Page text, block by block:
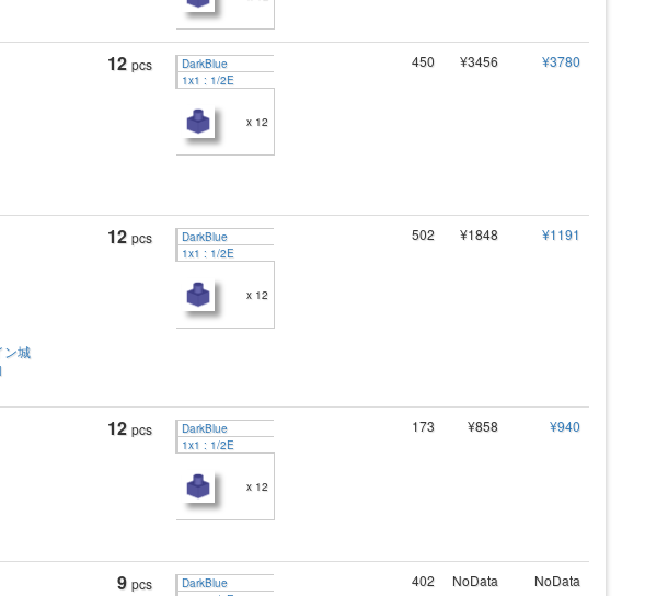
12 pcs
DarkBlue
1x1 : 1/2E
x 12
450 ¥3456 ¥3780
ン城
12 pcs
DarkBlue
1x1 : 1/2E
x 12
502 ¥1848 ¥1191
12 pcs
DarkBlue
1x1 : 1/2E
x 12
173 ¥858 ¥940
9 pcs
DarkBlue
402 NoData NoData